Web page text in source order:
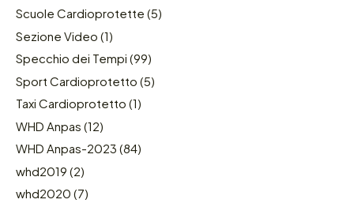
Scuole Cardioprotette (5)
Sezione Video (1)
Specchio dei Tempi (99)
Sport Cardioprotetto (5)
Taxi Cardioprotetto (1)
WHD Anpas (12)
WHD Anpas-2023 (84)
whd2019 (2)
whd2020 (7)